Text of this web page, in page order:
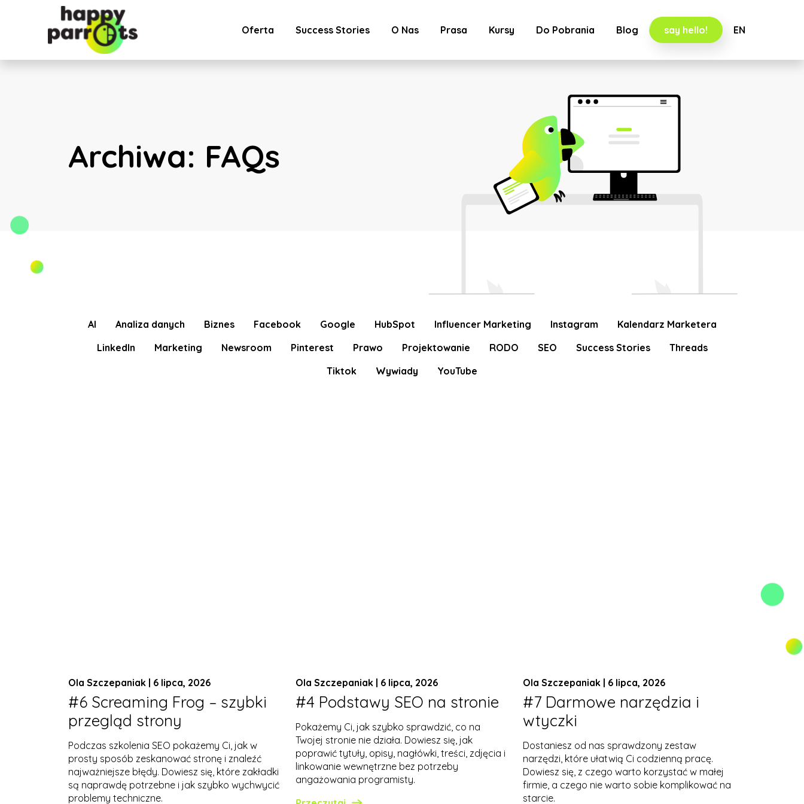
Oferta Success Stories O Nas Prasa Kursy Do Pobrania Blog say hello! EN
Archiwa: FAQs
AI Analiza danych Biznes Facebook Google HubSpot Influencer Marketing Instagram
Kalendarz Marketera
LinkedIn
Marketing Newsroom Pinterest Prawo Projektowanie RODO SEO Success Stories
Threads
Tiktok
Wywiady YouTube
Ola Szczepaniak | 6 lipca, 2026
#6 Screaming Frog – szybki
przegląd strony
Podczas szkolenia SEO pokażemy Ci, jak w
prosty sposób zeskanować stronę i znaleźć
najważniejsze błędy. Dowiesz się, które zakładki
są naprawdę potrzebne i jak szybko wychwycić
problemy techniczne.
Ola Szczepaniak | 6 lipca, 2026
#4 Podstawy SEO na stronie
Pokażemy Ci, jak szybko sprawdzić, co na
Twojej stronie nie działa. Dowiesz się, jak
poprawić tytuły, opisy, nagłówki, treści, zdjęcia i
linkowanie wewnętrzne bez potrzeby
angażowania programisty.
Ola Szczepaniak | 6 lipca, 2026
#7 Darmowe narzędzia i
wtyczki
Dostaniesz od nas sprawdzony zestaw
narzędzi, które ułatwią Ci codzienną pracę.
Dowiesz się, z czego warto korzystać w małej
firmie, a czego nie warto sobie komplikować na
starcie.